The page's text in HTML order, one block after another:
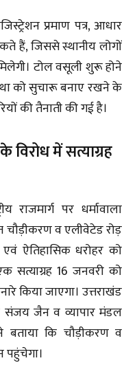
प्रमाण पत्र, आधार
हैं, जिससे स्थानीय लोगों
टोल वसूली शुरू होने
को सुचारू बनाए रखने के
की तैनाती की गई है।
में सत्याग्रह
राजमार्ग पर धर्मावाला
चौड़ीकरण व एलीवेटेड रोड़
ऐतिहासिक धरोहर को
16 जनवरी को
किया जाएगा। उत्तराखंड
जैन व व्यापार मंडल
बताया कि चौड़ीकरण व
पहुंचेगा।